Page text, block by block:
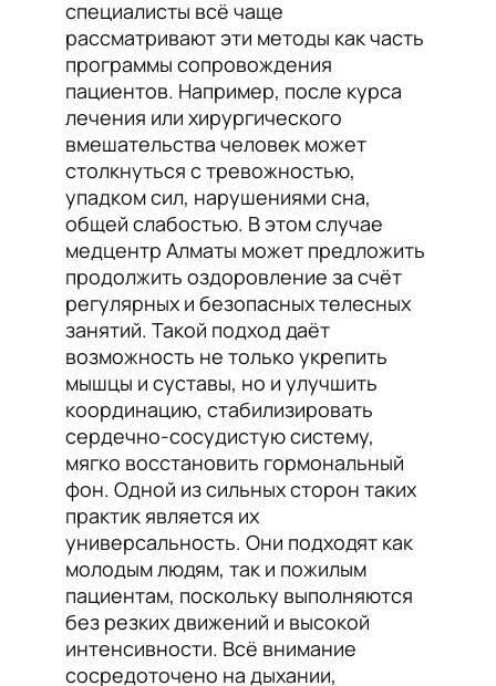
специалисты всё чаще
рассматривают эти методы как часть
программы сопровождения
пациентов. Например, после курса
лечения или хирургического
вмешательства человек может
столкнуться с тревожностью,
упадком сил, нарушениями сна,
общей слабостью. В этом случае
медцентр Алматы может предложить
продолжить оздоровление за счёт
регулярных и безопасных телесных
занятий. Такой подход даёт
возможность не только укрепить
мышцы и суставы, но и улучшить
координацию, стабилизировать
сердечно-сосудистую систему,
мягко восстановить гормональный
фон. Одной из сильных сторон таких
практик является их
универсальность. Они подходят как
молодым людям, так и пожилым
пациентам, поскольку выполняются
без резких движений и высокой
интенсивности. Всё внимание
сосредоточено на дыхании,